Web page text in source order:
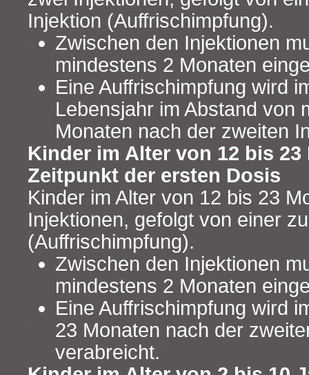
Injektion (Auffrischimpfung).
Zwischen den Injektionen
mindestens 2 Monaten
Eine Auffrischimpfung wird
Lebensjahr im Abstand von
Monaten nach der zweiten
Kinder im Alter von 12 bis 23
Zeitpunkt der ersten Dosis
Kinder im Alter von 12 bis 23
Injektionen, gefolgt von einer
(Auffrischimpfung).
Zwischen den Injektionen
mindestens 2 Monaten
Eine Auffrischimpfung wird
23 Monaten nach der
verabreicht.